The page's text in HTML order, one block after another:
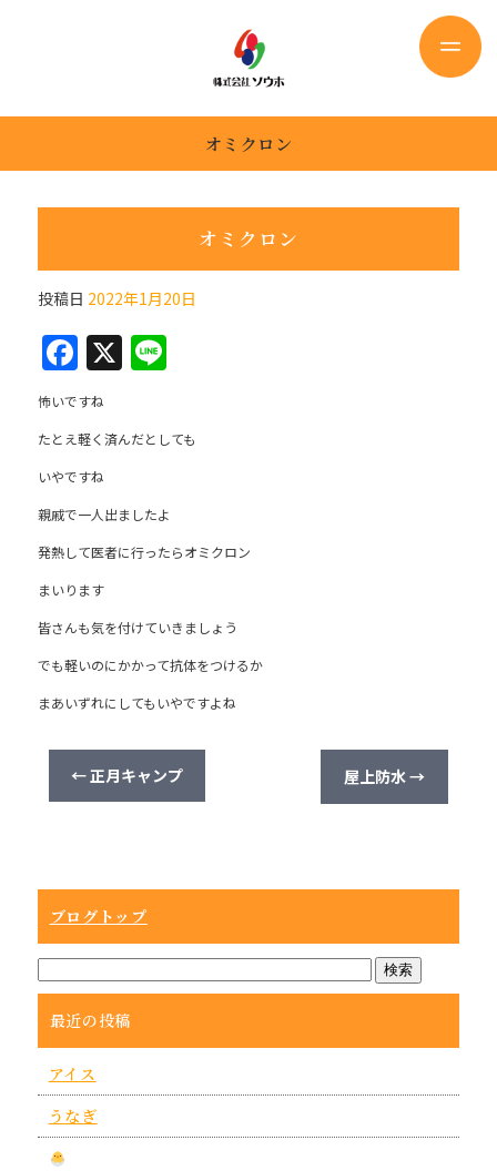
オミクロン
オミクロン
投稿日 2022年1月20日
F
a
c
e
b
o
o
k
X Li
e
怖いですね
たとえ軽く済んだとしても
いやですね
親戚で一人出ましたよ
発熱して医者に行ったらオミクロン
まいります
皆さんも気を付けていきましょう
でも軽いのにかかって抗体をつけるか
まあいずれにしてもいやですよね
←正月キャンプ 屋上防水→
ブログトップ
最近の投稿
アイス
うなぎ